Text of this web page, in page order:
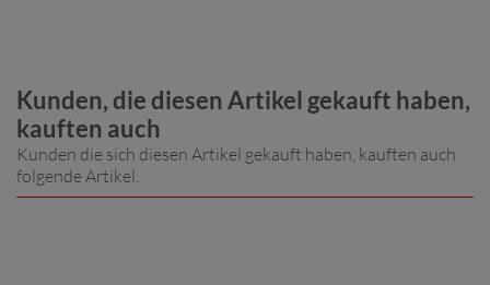
Kunden, die diesen Artikel gekauft haben,
kauften auch
Kunden die sich diesen Artikel gekauft haben, kauften auch
folgende Artikel.